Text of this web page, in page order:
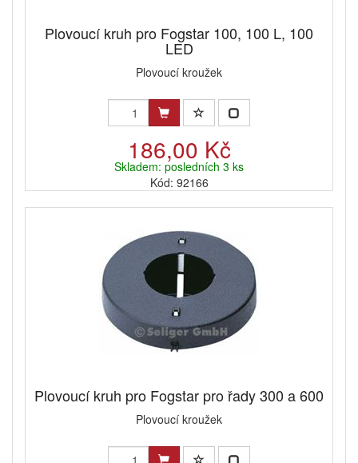
Plovoucí kruh pro Fogstar 100, 100 L, 100
LED
Plovoucí kroužek
186,00 Kč
Skladem: posledních 3 ks
Kód: 92166
Plovoucí kruh pro Fogstar pro řady 300 a 600
Plovoucí kroužek